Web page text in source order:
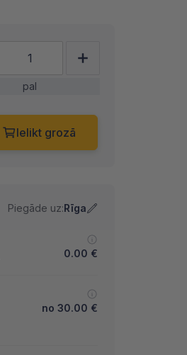
pal
Ielikt grozā
Piegāde uz:Rīga
0.00 €
no 30.00 €